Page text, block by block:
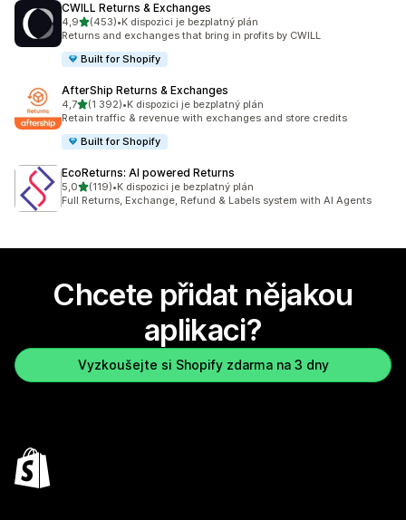
CWILL Returns & Exchanges
4,9z 5 hvězd
(453)
Celkový počet recenzí: 453
•K dispozici je bezplatný plán
Returns and exchanges that bring in profits by CWILL
Built for Shopify
AfterShip Returns & Exchanges
4,7z 5 hvězd
(1 392)
Celkový počet recenzí: 1392
•K dispozici je bezplatný plán
Retain traffic & revenue with exchanges and store credits
Built for Shopify
EcoReturns: AI powered Returns
5,0z 5 hvězd
(119)
Celkový počet recenzí: 119
•K dispozici je bezplatný plán
Full Returns, Exchange, Refund & Labels system with AI Agents
Chcete přidat nějakou
aplikaci?
Vyzkoušejte si Shopify zdarma na 3 dny